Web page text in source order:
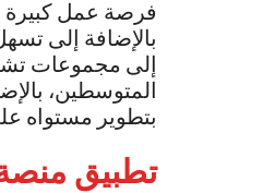
بالإضافة إلى
إلى مجموعات
المتوسطين،
بتطوير مستواه
تطبيق